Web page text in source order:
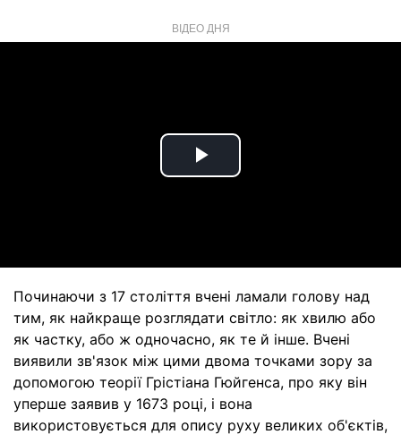
ВІДЕО ДНЯ
Play
Починаючи з 17 століття вчені ламали голову над
тим, як найкраще розглядати світло: як хвилю або
як частку, або ж одночасно, як те й інше. Вчені
виявили зв'язок між цими двома точками зору за
допомогою теорії Грістіана Гюйгенса, про яку він
уперше заявив у 1673 році, і вона
використовується для опису руху великих об'єктів,